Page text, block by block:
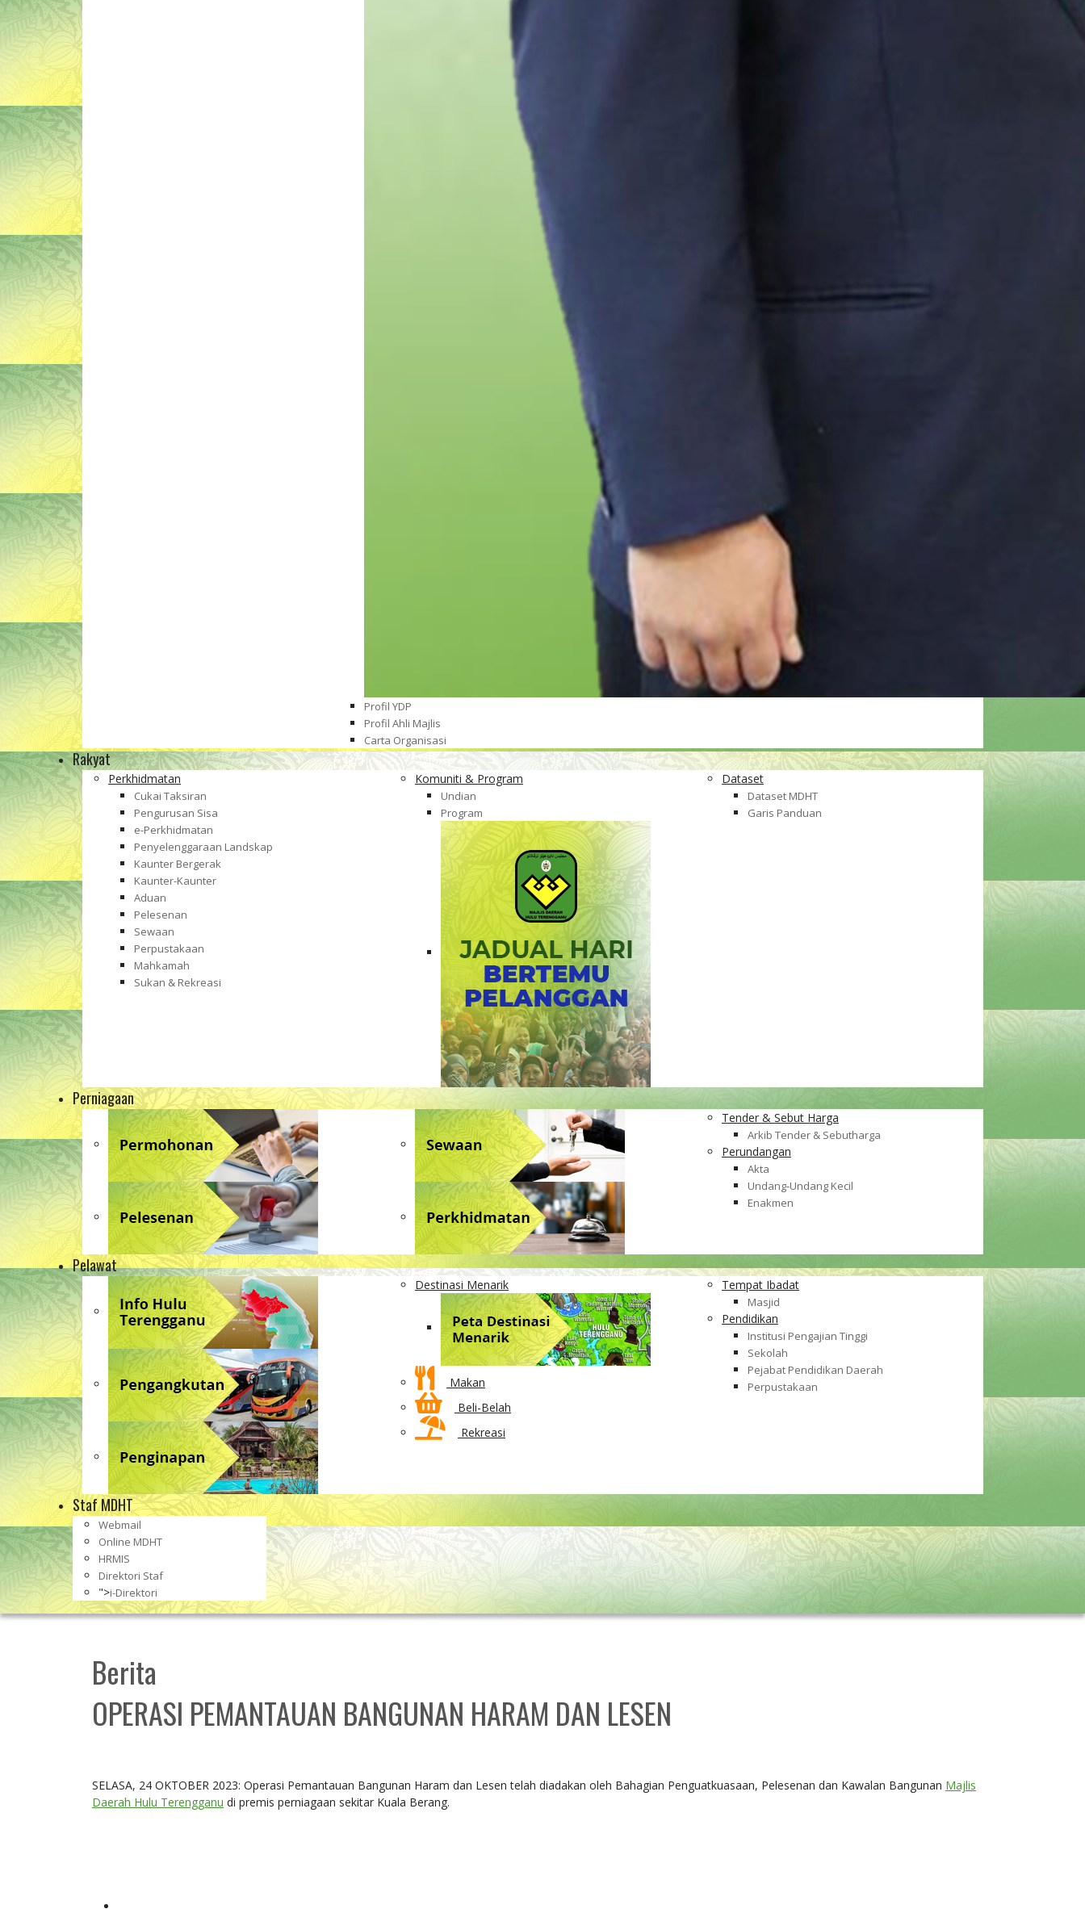
Profil YDP
Profil Ahli Majlis
Carta Organisasi
Rakyat
Perkhidmatan
Cukai Taksiran
Pengurusan Sisa
e-Perkhidmatan
Penyelenggaraan Landskap
Kaunter Bergerak
Kaunter-Kaunter
Aduan
Pelesenan
Sewaan
Perpustakaan
Mahkamah
Sukan & Rekreasi
Komuniti & Program
Undian
Program
Dataset
Dataset MDHT
Garis Panduan
Perniagaan
Tender & Sebut Harga
Arkib Tender & Sebutharga
Perundangan
Akta
Undang-Undang Kecil
Enakmen
Pelawat
Destinasi Menarik
Makan
Beli-Belah
Rekreasi
Tempat Ibadat
Masjid
Pendidikan
Institusi Pengajian Tinggi
Sekolah
Pejabat Pendidikan Daerah
Perpustakaan
Staf MDHT
Webmail
Online MDHT
HRMIS
Direktori Staf
">i-Direktori
Berita
OPERASI PEMANTAUAN BANGUNAN HARAM DAN LESEN
SELASA, 24 OKTOBER 2023: Operasi Pemantauan Bangunan Haram dan Lesen telah diadakan oleh Bahagian Penguatkuasaan, Pelesenan dan Kawalan Bangunan Majlis
Daerah Hulu Terengganu di premis perniagaan sekitar Kuala Berang.